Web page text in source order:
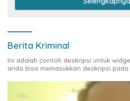
Berita Kriminal
Ini adalah contoh deskripsi untuk
anda bisa memasukkan deskripsi